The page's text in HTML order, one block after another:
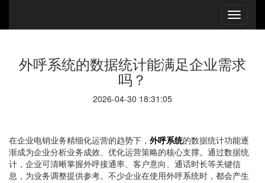
外呼系统的数据统计能满足企业需求
吗？
2026-04-30 18:31:05
在企业电销业务精细化运营的趋势下， 外呼系统的数据统计功能逐
渐成为企业分析业务成效、优化运营策略的核心支撑。通过数据统
计，企业可清晰掌握外呼接通率、客户意向、通话时长等关键信
息，为业务调整提供参考。不少企业在使用外呼系统时，都会产生